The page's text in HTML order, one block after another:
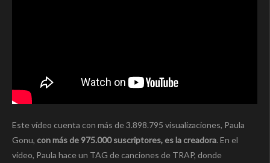
Este vídeo cuenta con más de 3.898.795 visualizaciones, Paula
Gonu, con más de 975.000 suscriptores, es la creadora. En el
vídeo, Paula hace un TAG de canciones de TRAP, donde